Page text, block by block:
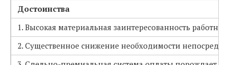
Достоинства
1. Высокая материальная заинтересованность
2. Существенное снижение необходимости